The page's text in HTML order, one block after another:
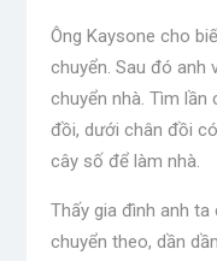
Ông Kaysone cho
chuyển. Sau đó anh
chuyển nhà. Tìm
đồi, dưới chân đồi
cây số để làm nhà.
Thấy gia đình anh ta
chuyển theo, dần